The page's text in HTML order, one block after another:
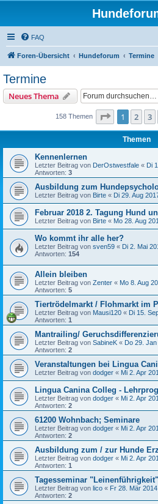
FAQ
Foren-Übersicht Hundeforum Termine
Termine
Neues Thema
158 Themen Seite 1von
1 2 3
Themen
Kennenlernen
Letzter Beitrag von DerOstwestfale « Di
Antworten: 3
Ausbildung zum
Letzter Beitrag von Birte « Di 29. Aug
Februar 2018 2. Tagung Hund
Letzter Beitrag von Birte « Mo 28. Aug
Wo kommt ihr alle her?
Letzter Beitrag von sven59 « Di 2. Mai
Antworten: 154
Allein bleiben
Letzter Beitrag von Zenter « Mo 8. Aug
Antworten: 5
Tiertrödelmarkt / Flohmarkt im
Letzter Beitrag von Mausi120 « Di 15.
Antworten: 1
Mantrailing/
Letzter Beitrag von SabineK « Do 29.
Antworten: 2
Veranstaltungen bei Lingua
Letzter Beitrag von dodger « Mi 2. Apr
Lingua Canina Colleg -
Letzter Beitrag von dodger « Mi 2. Apr
Antworten: 2
61200 Wohnbach; Seminare
Letzter Beitrag von dodger « Mi 2. Apr
Antworten: 2
Ausbildung zum / zur Hunde
Letzter Beitrag von dodger « Mi 2. Apr
Antworten: 1
Tagesseminar
Letzter Beitrag von lico « Fr 28. Mär
Antworten: 2